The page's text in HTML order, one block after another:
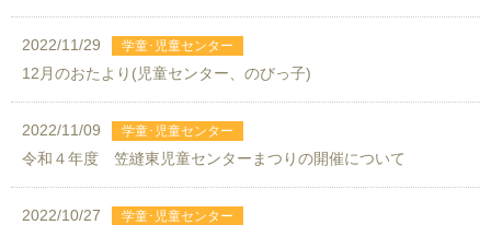
2022/11/29
12月のおたより(児童センター、のびっ子)
2022/11/09
令和４年度 笠縫東児童センターまつりの開催について
2022/10/27